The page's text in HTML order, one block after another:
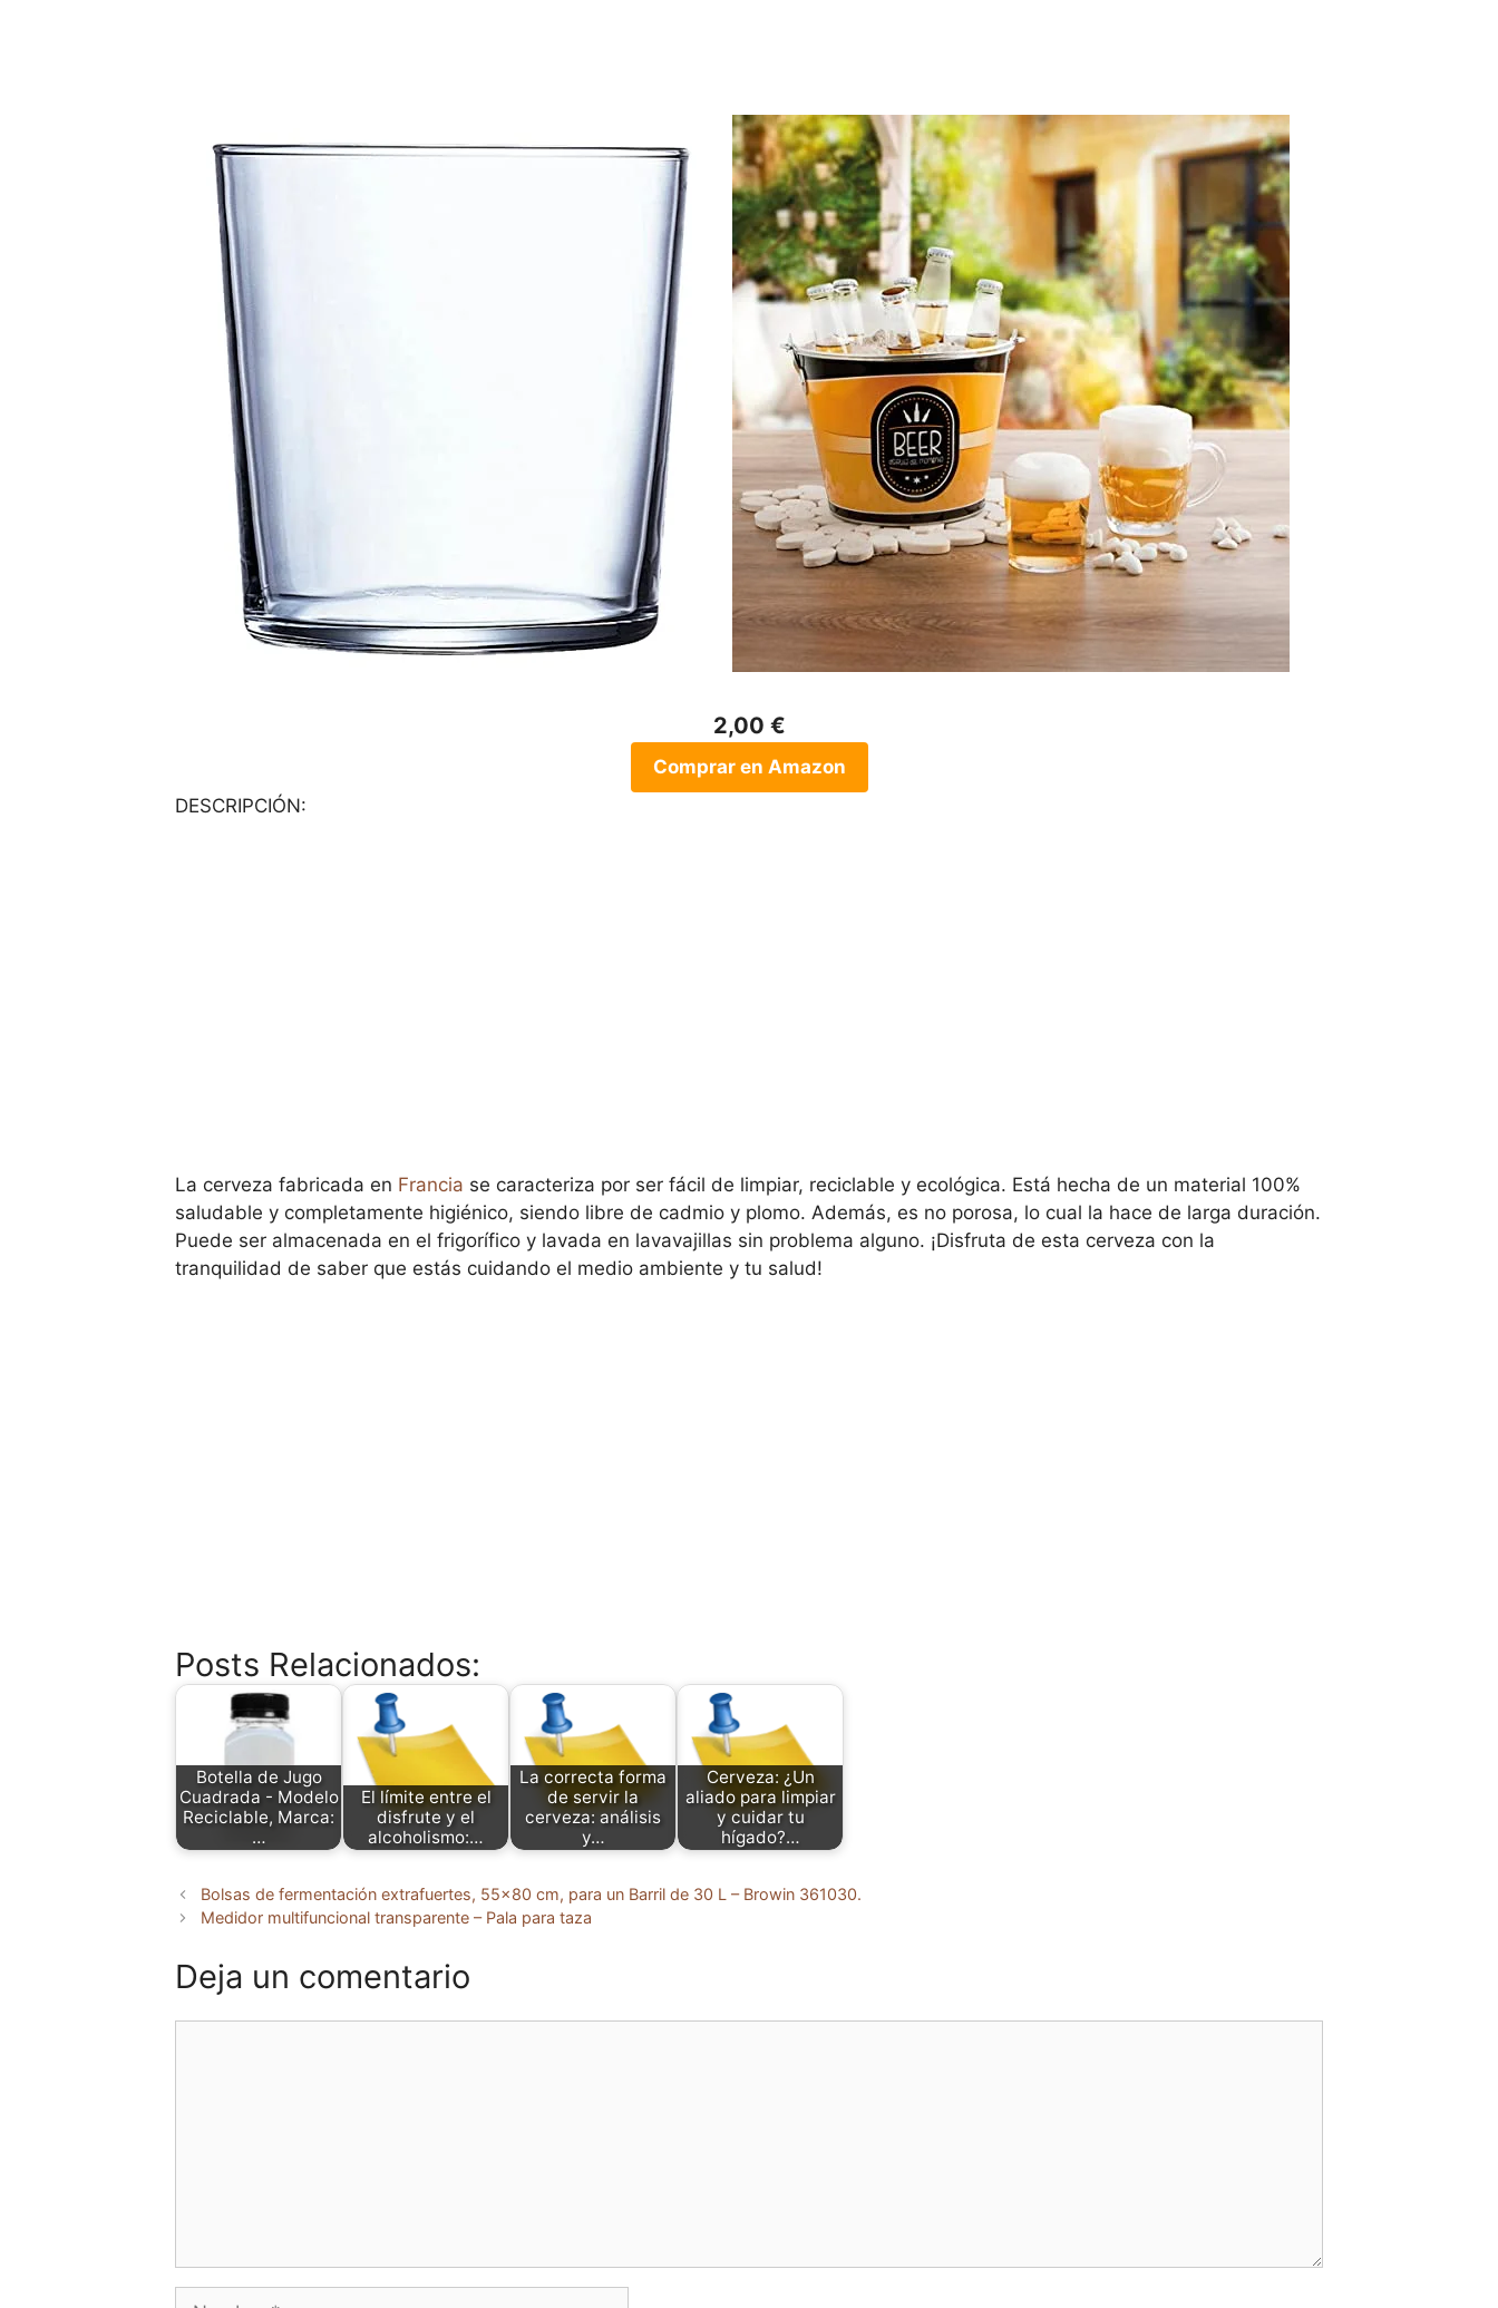
2,00 €
Comprar en Amazon
DESCRIPCIÓN:
La cerveza fabricada en Francia se caracteriza por ser fácil de limpiar, reciclable y ecológica. Está hecha de un material 100%
saludable y completamente higiénico, siendo libre de cadmio y plomo. Además, es no porosa, lo cual la hace de larga duración.
Puede ser almacenada en el frigorífico y lavada en lavavajillas sin problema alguno. ¡Disfruta de esta cerveza con la
tranquilidad de saber que estás cuidando el medio ambiente y tu salud!
Posts Relacionados:
Botella de Jugo
Cuadrada - Modelo
Reciclable, Marca:
…
El límite entre el
disfrute y el
alcoholismo:…
La correcta forma
de servir la
cerveza: análisis
y…
Cerveza: ¿Un
aliado para limpiar
y cuidar tu
hígado?…
Bolsas de fermentación extrafuertes, 55×80 cm, para un Barril de 30 L – Browin 361030.
Medidor multifuncional transparente – Pala para taza
Deja un comentario